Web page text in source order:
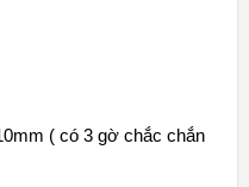
( có 3 gờ chắc chắn